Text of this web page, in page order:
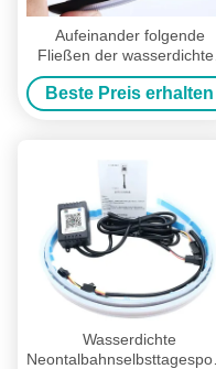
Aufeinander folgende
Fließen der wasserdichtes
allgemeinhinfahrzeug-
scannen das
Tagespositionslampe-
Beste Preis erhalten
Wasserdichte